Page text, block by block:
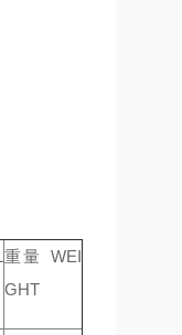
重量 WEI
GHT